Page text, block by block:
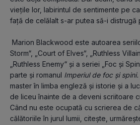
viețile lor, labirintul de sentimente pe
față de celălalt s-ar putea să-i distrugă
Marion Blackwood este autoarea
Storm“, „Court of Elves“, „Ruthless
„Ruthless Enemy“ și a seriei „Foc și
parte și romanul Imperiul de foc și spini.
master în limba engleză și istorie și a
de liceu înainte de a deveni scriitoare
Când nu este ocupată cu scrierea de
călătoriile în jurul lumii, citește,